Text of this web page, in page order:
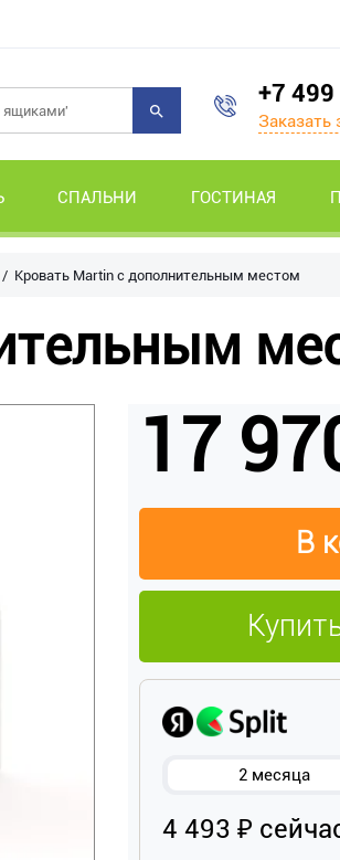
+7
Заказать
СПАЛЬНИ ГОСТИНАЯ
Кровать Martin с дополнительным местом
17
В
2 месяца
4 493 ₽